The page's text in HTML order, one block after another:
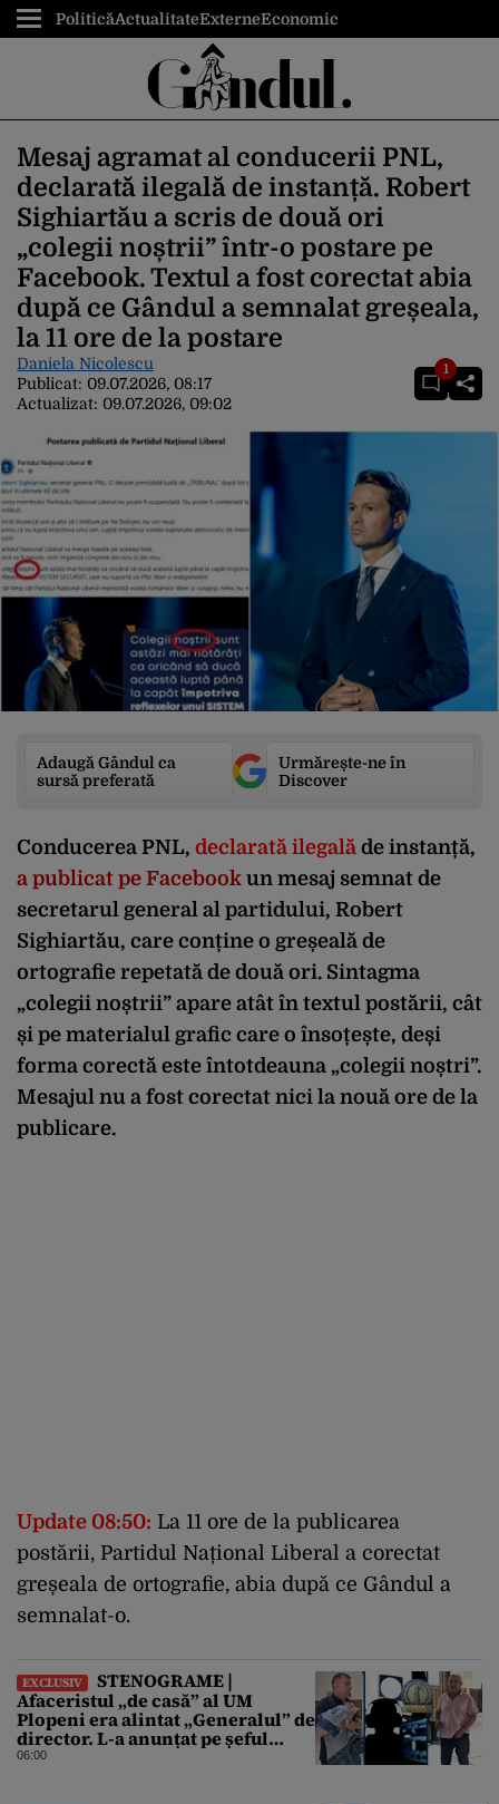
PoliticăActualitateExterneEconomic
Mesaj agramat al conducerii PNL,
declarată ilegală de instanță. Robert
Sighiartău a scris de două ori
„colegii noștrii” într-o postare pe
Facebook. Textul a fost corectat abia
după ce Gândul a semnalat greșeala,
la 11 ore de la postare
Daniela Nicolescu
Publicat: 09.07.2026, 08:17
Actualizat: 09.07.2026, 09:02
1
Adaugă Gândul ca
sursă preferată
Urmărește-ne în
Discover
Conducerea PNL, declarată ilegală de instanță,
a publicat pe Facebook un mesaj semnat de
secretarul general al partidului, Robert
Sighiartău, care conține o greșeală de
ortografie repetată de două ori. Sintagma
„colegii noștrii” apare atât în textul postării, cât
și pe materialul grafic care o însoțește, deși
forma corectă este întotdeauna „colegii noștri”.
Mesajul nu a fost corectat nici la nouă ore de la
publicare.
Update 08:50: La 11 ore de la publicarea
postării, Partidul Național Liberal a corectat
greșeala de ortografie, abia după ce Gândul a
semnalat-o.
EXCLUSIV
STENOGRAME |
Afaceristul „de casă” al UM
Plopeni era alintat „Generalul” de
director. L-a anunțat pe șeful
uzinei că i-a adus „subțireanu,
06:00